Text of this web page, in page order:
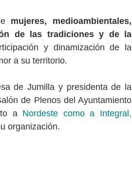
mujeres, medioambientales,
de las tradiciones y de la
y dinamización de la
a su territorio.
de Jumilla y presidenta de la
de Plenos del Ayuntamiento
a Nordeste como a Integral,
organización.